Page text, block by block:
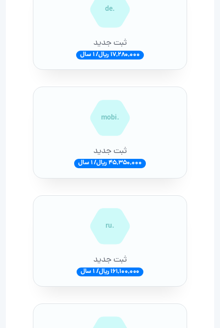
.de
ثبت جدید
17,280,000 ریال/ 1 سال
.mobi
ثبت جدید
45,350,000 ریال/ 1 سال
.ru
ثبت جدید
161,100,000 ریال/ 1 سال